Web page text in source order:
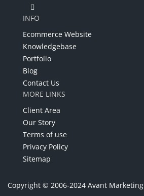
INFO
Ecommerce Website
Knowledgebase
Portfolio
Blog
Contact Us
MORE LINKS
Client Area
Our Story
Terms of use
Privacy Policy
Sitemap
Copyright © 2006-2024 Avant Marketing